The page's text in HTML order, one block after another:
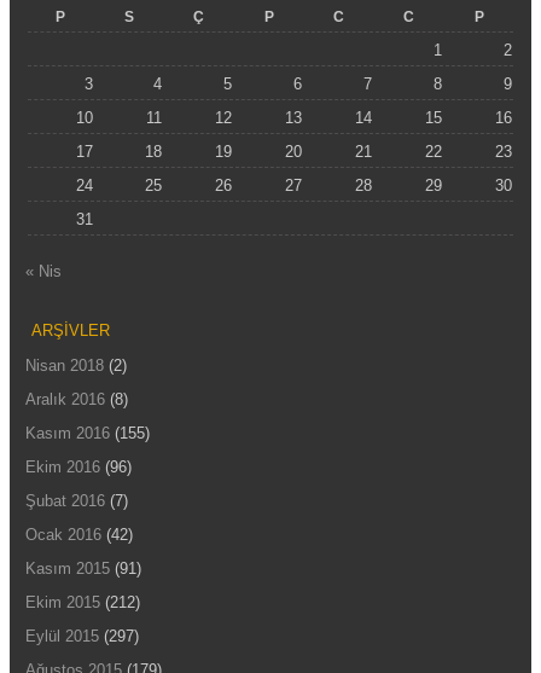
P S Ç P C C P
1
2
3
4 5 6 7 8
9
10
11 12 13 14 15
16
17
18 19 20 21 22
23
24
25 26 27 28 29
30
31
« Nis
ARŞIVLER
Nisan 2018(2)
Aralık 2016(8)
Kasım 2016(155)
Ekim 2016(96)
Şubat 2016(7)
Ocak 2016(42)
Kasım 2015(91)
Ekim 2015(212)
Eylül 2015(297)